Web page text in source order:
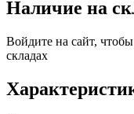
Наличие на
Войдите на сайт,
складах